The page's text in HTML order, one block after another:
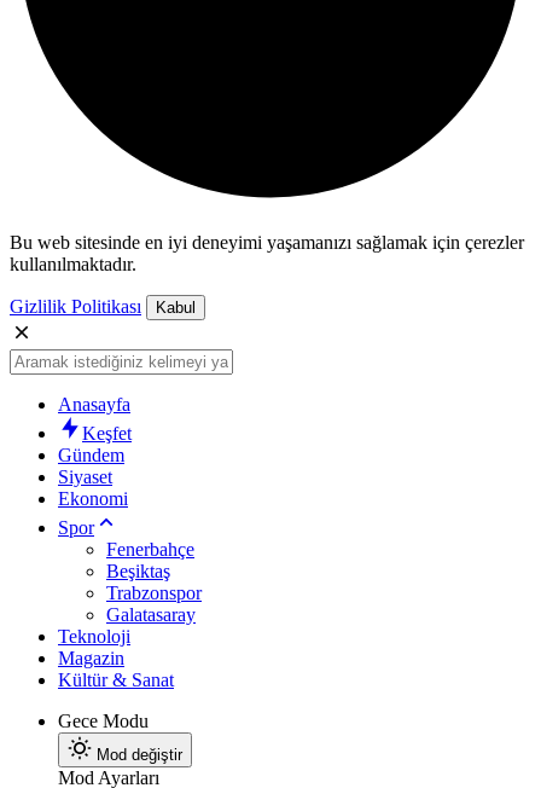
Bu web sitesinde en iyi deneyimi yaşamanızı sağlamak için çerezler
kullanılmaktadır.
Gizlilik Politikası Kabul
Anasayfa
Keşfet
Gündem
Siyaset
Ekonomi
Spor
Fenerbahçe
Beşiktaş
Trabzonspor
Galatasaray
Teknoloji
Magazin
Kültür & Sanat
Gece Modu
Mod değiştir
Mod Ayarları